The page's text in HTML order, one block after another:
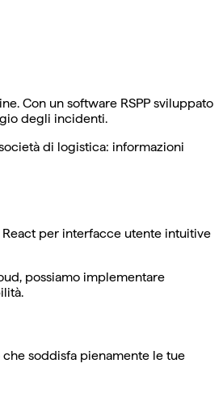
Con un software RSPP sviluppato
degli incidenti.
di logistica: informazioni
per interfacce utente intuitive
possiamo implementare
soddisfa pienamente le tue